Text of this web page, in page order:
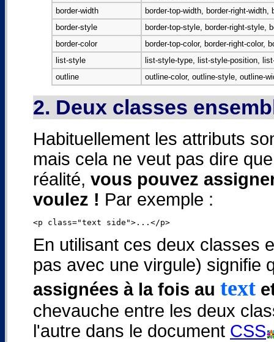
border-width
border-top-width, border-right-
border-style
border-top-style, border-right-style,
border-color
border-top-color, border-right-color,
list-style
list-style-type, list-style-position,
outline
outline-color, outline-style, outline-
2. Deux classes
Habituellement les attributs
mais cela ne veut pas dire
réalité, vous pouvez
voulez ! Par exemple :
En utilisant ces deux classes
pas avec une virgule) signifie
assignées à la fois au text
chevauche entre les deux
l'autre dans le document CSS